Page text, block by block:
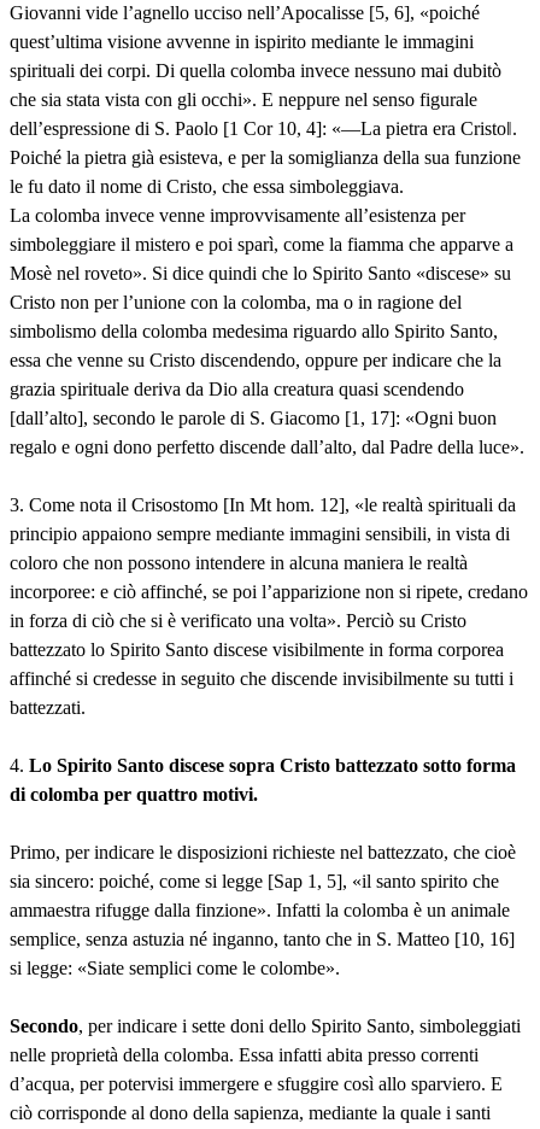
Giovanni vide l’agnello ucciso nell’Apocalisse [5, 6], «poiché
quest’ultima visione avvenne in ispirito mediante le immagini
spirituali dei corpi. Di quella colomba invece nessuno mai dubitò
che sia stata vista con gli occhi». E neppure nel senso figurale
dell’espressione di S. Paolo [1 Cor 10, 4]: «―La pietra era Cristo‖.
Poiché la pietra già esisteva, e per la somiglianza della sua funzione
le fu dato il nome di Cristo, che essa simboleggiava.
La colomba invece venne improvvisamente all’esistenza per
simboleggiare il mistero e poi sparì, come la fiamma che apparve a
Mosè nel roveto». Si dice quindi che lo Spirito Santo «discese» su
Cristo non per l’unione con la colomba, ma o in ragione del
simbolismo della colomba medesima riguardo allo Spirito Santo,
essa che venne su Cristo discendendo, oppure per indicare che la
grazia spirituale deriva da Dio alla creatura quasi scendendo
[dall’alto], secondo le parole di S. Giacomo [1, 17]: «Ogni buon
regalo e ogni dono perfetto discende dall’alto, dal Padre della luce».
3. Come nota il Crisostomo [In Mt hom. 12], «le realtà spirituali da
principio appaiono sempre mediante immagini sensibili, in vista di
coloro che non possono intendere in alcuna maniera le realtà
incorporee: e ciò affinché, se poi l’apparizione non si ripete, credano
in forza di ciò che si è verificato una volta». Perciò su Cristo
battezzato lo Spirito Santo discese visibilmente in forma corporea
affinché si credesse in seguito che discende invisibilmente su tutti i
battezzati.
4. Lo Spirito Santo discese sopra Cristo battezzato sotto forma
di colomba per quattro motivi.
Primo, per indicare le disposizioni richieste nel battezzato, che cioè
sia sincero: poiché, come si legge [Sap 1, 5], «il santo spirito che
ammaestra rifugge dalla finzione». Infatti la colomba è un animale
semplice, senza astuzia né inganno, tanto che in S. Matteo [10, 16]
si legge: «Siate semplici come le colombe».
Secondo, per indicare i sette doni dello Spirito Santo, simboleggiati
nelle proprietà della colomba. Essa infatti abita presso correnti
d’acqua, per potervisi immergere e sfuggire così allo sparviero. E
ciò corrisponde al dono della sapienza, mediante la quale i santi